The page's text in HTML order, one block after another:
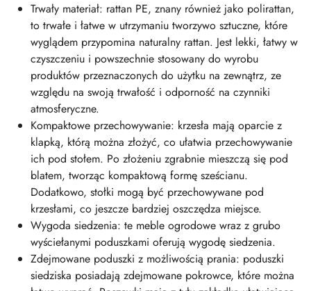
Trwały materiał: rattan PE, znany również jako polirattan,
to trwałe i łatwe w utrzymaniu tworzywo sztuczne, które
wyglądem przypomina naturalny rattan. Jest lekki, łatwy w
czyszczeniu i powszechnie stosowany do wyrobu
produktów przeznaczonych do użytku na zewnątrz, ze
względu na swoją trwałość i odporność na czynniki
atmosferyczne.
Kompaktowe przechowywanie: krzesła mają oparcie z
klapką, którą można złożyć, co ułatwia przechowywanie
ich pod stołem. Po złożeniu zgrabnie mieszczą się pod
blatem, tworząc kompaktową formę sześcianu.
Dodatkowo, stołki mogą być przechowywane pod
krzesłami, co jeszcze bardziej oszczędza miejsce.
Wygoda siedzenia: te meble ogrodowe wraz z grubo
wyściełanymi poduszkami oferują wygodę siedzenia.
Zdejmowane poduszki z możliwością prania: poduszki
siedziska posiadają zdejmowane pokrowce, które można